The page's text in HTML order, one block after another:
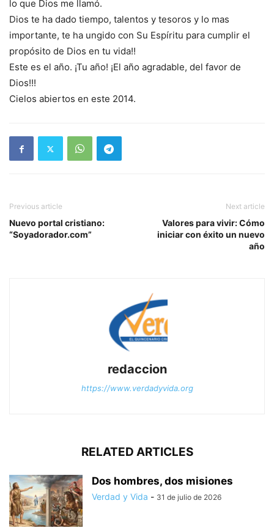
lo que Dios me llamó.
Dios te ha dado tiempo, talentos y tesoros y lo mas
importante, te ha ungido con Su Espíritu para cumplir el
propósito de Dios en tu vida!!
Este es el año. ¡Tu año! ¡El año agradable, del favor de
Dios!!!
Cielos abiertos en este 2014.
Previous article
Nuevo portal cristiano:
“Soyadorador.com”
Next article
Valores para vivir: Cómo
iniciar con éxito un nuevo
año
redaccion
https://www.verdadyvida.org
RELATED ARTICLES
Dos hombres, dos misiones
Verdad y Vida - 31 de julio de 2026